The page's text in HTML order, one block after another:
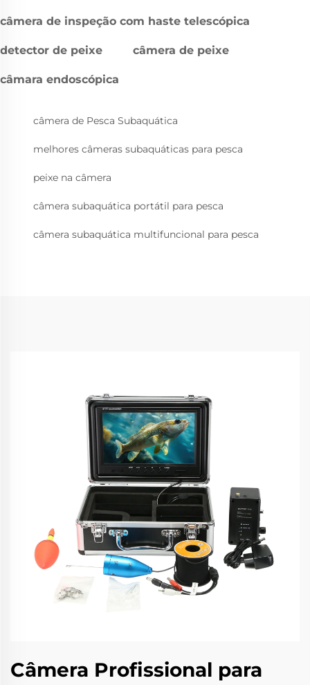
câmera de inspeção com haste telescópica
detector de peixe câmera de peixe
câmara endoscópica
câmera de Pesca Subaquática
melhores câmeras subaquáticas para pesca
peixe na câmera
câmera subaquática portátil para pesca
câmera subaquática multifuncional para pesca
Câmera Profissional para